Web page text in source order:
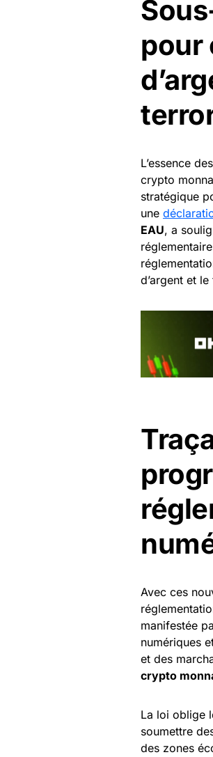
pour
L’essence
crypto
stratégique
une
EAU, a
d’argent et
Avec ces
manifestée
numériques
et des
crypto
La loi oblige
soumettre
des zones